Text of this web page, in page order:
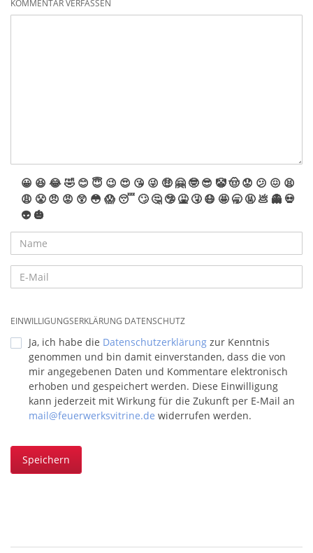
- Pyro Spezials
KOMMENTAR VERFASSEN
😀 😆 😂🤣 😊 😇 😉 😍 😘 😜 🤑 🤗 🤓 😎 🤡🤠 😟 😕 😖 😫
😩 😤 😠 😡 😲 😳 😱 😴 🙄 🤔 🤥 🤮 🤧 😷 🤩 🥱 🤬 💩 👻 💀
👽 🎃
EINWILLIGUNGSERKLÄRUNG DATENSCHUTZ
Ja, ich habe die Datenschutzerklärung zur Kenntnis
genommen und bin damit einverstanden, dass die von
mir angegebenen Daten und Kommentare elektronisch
erhoben und gespeichert werden. Diese Einwilligung
kann jederzeit mit Wirkung für die Zukunft per E-Mail an
mail@feuerwerksvitrine.de widerrufen werden.
Speichern